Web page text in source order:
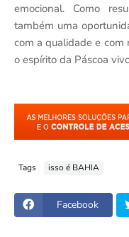
emocional. Como
também uma
com a qualidade e com
o espírito da Páscoa
Tags isso é BAHIA
Facebook